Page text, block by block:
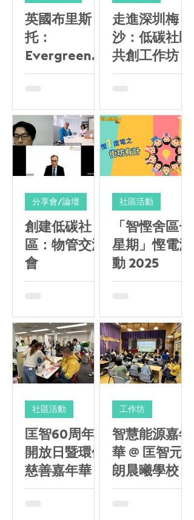
英國布里斯
托：
Evergreen
Primary
STEM 工作坊
走進深圳梅
沙：低碳社區
共創工作坊
創建低碳社
區：物管交流
會
分享會/論壇
「智慳舍區一
星期」慳電活
動 2025
社區活動
匡智60周年
開放日暨環保
慈善嘉年華
社區活動
智慧能源嘉年
華 @ 匡智元
朗晨曦學校
工作坊